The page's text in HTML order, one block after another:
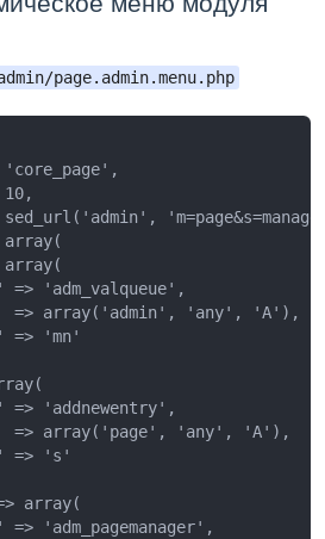
page.admin.menu.php
=> 'adm_valqueue',
=> array('admin', 'any', 'A'),
=> 'mn'
=> 'addnewentry',
=> array('page', 'any', 'A'),
=> 's'
array(
=> 'adm_pagemanager',